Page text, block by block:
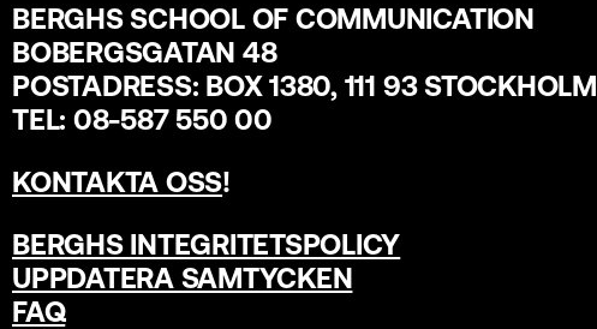
BERGHS SCHOOL OF COMMUNICATION
BOBERGSGATAN 48
POSTADRESS: BOX 1380, 111 93 STOCKHOLM
TEL: 08-587 550 00
KONTAKTA OSS!
BERGHS INTEGRITETSPOLICY
UPPDATERA SAMTYCKEN
FAQ